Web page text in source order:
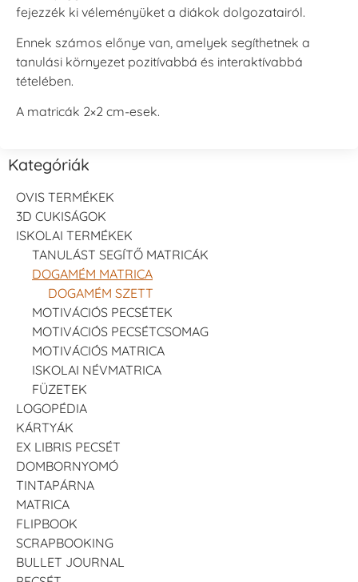
fejezzék ki véleményüket a diákok dolgozatairól.
Ennek számos előnye van, amelyek segíthetnek a
tanulási környezet pozitívabbá és interaktívabbá
tételében.
A matricák 2×2 cm-esek.
Kategóriák
OVIS TERMÉKEK
3D CUKISÁGOK
ISKOLAI TERMÉKEK
TANULÁST SEGÍTŐ MATRICÁK
DOGAMÉM MATRICA
DOGAMÉM SZETT
MOTIVÁCIÓS PECSÉTEK
MOTIVÁCIÓS PECSÉTCSOMAG
MOTIVÁCIÓS MATRICA
ISKOLAI NÉVMATRICA
FÜZETEK
LOGOPÉDIA
KÁRTYÁK
EX LIBRIS PECSÉT
DOMBORNYOMÓ
TINTAPÁRNA
MATRICA
FLIPBOOK
SCRAPBOOKING
BULLET JOURNAL